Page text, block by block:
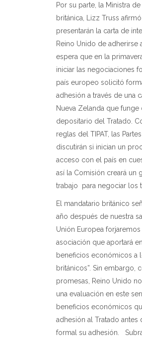
Por su parte, la Ministra
británica, Lizz Truss
presentarán la carta de
Reino Unido de adherirse
espera que en la
iniciar las negociaciones
país europeo solicitó
adhesión a través de una
Nueva Zelanda que funge
depositario del Tratado.
reglas del TIPAT, las
discutirán si inician un
acceso con el país en
así la Comisión creará un
trabajo
para negociar los
El mandatario británico
año después de nuestra
Unión Europea forjaremos
asociación que aportará
beneficios económicos a
británicos”. Sin embargo,
promesas, Reino Unido
una evaluación en este
beneficios económicos
adhesión al Tratado antes
formal su adhesión.